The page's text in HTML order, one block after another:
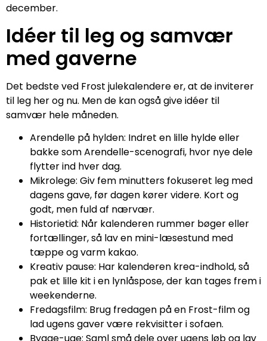
december.
Idéer til leg og samvær
med gaverne
Det bedste ved Frost julekalendere er, at de inviterer
til leg her og nu. Men de kan også give idéer til
samvær hele måneden.
Arendelle på hylden: Indret en lille hylde eller
bakke som Arendelle-scenografi, hvor nye dele
flytter ind hver dag.
Mikrolege: Giv fem minutters fokuseret leg med
dagens gave, før dagen kører videre. Kort og
godt, men fuld af nærvær.
Historietid: Når kalenderen rummer bøger eller
fortællinger, så lav en mini-læsestund med
tæppe og varm kakao.
Kreativ pause: Har kalenderen krea-indhold, så
pak et lille kit i en lynlåspose, der kan tages frem i
weekenderne.
Fredagsfilm: Brug fredagen på en Frost-film og
lad ugens gaver være rekvisitter i sofaen.